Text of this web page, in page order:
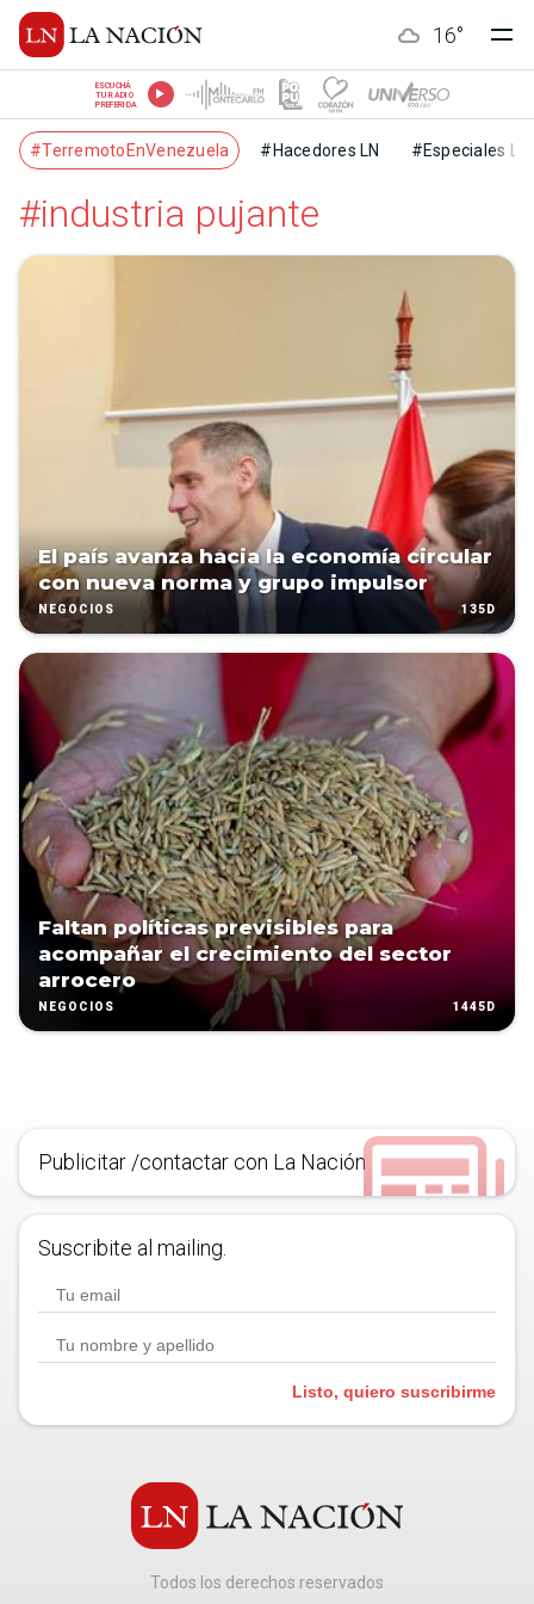
16°
ESCUCHÁ
TU RADIO
PREFERIDA
#TerremotoEnVenezuela #Hacedores LN #Especiales LN
#industria pujante
El país avanza hacia la economía circular
con nueva norma y grupo impulsor
NEGOCIOS 135D
Faltan políticas previsibles para
acompañar el crecimiento del sector
arrocero
NEGOCIOS 1445D
Publicitar /contactar con La Nación
Suscribite al mailing.
Listo, quiero suscribirme
Todos los derechos reservados